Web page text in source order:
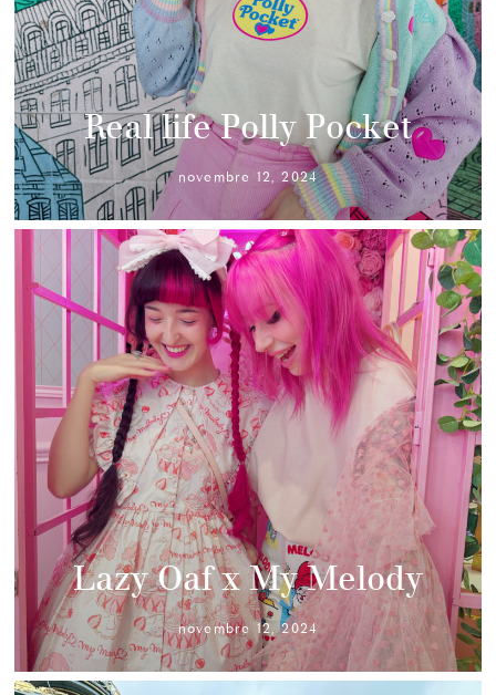
Real life Polly Pocket
novembre 12, 2024
Lazy Oaf x My Melody
novembre 12, 2024